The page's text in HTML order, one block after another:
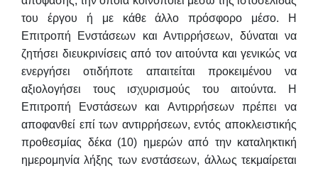
του έργου ή με κάθε άλλο πρόσφορο μέσο. Η
Επιτροπή Ενστάσεων και Αντιρρήσεων, δύναται να
ζητήσει διευκρινίσεις από τον αιτούντα και γενικώς να
ενεργήσει οτιδήποτε απαιτείται προκειμένου να
αξιολογήσει τους ισχυρισμούς του αιτούντα. Η
Επιτροπή Ενστάσεων και Αντιρρήσεων πρέπει να
αποφανθεί επί των αντιρρήσεων, εντός αποκλειστικής
προθεσμίας δέκα (10) ημερών από την καταληκτική
ημερομηνία λήξης των ενστάσεων, άλλως τεκμαίρεται